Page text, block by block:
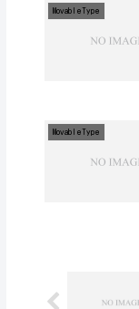
MovableType
MovableType